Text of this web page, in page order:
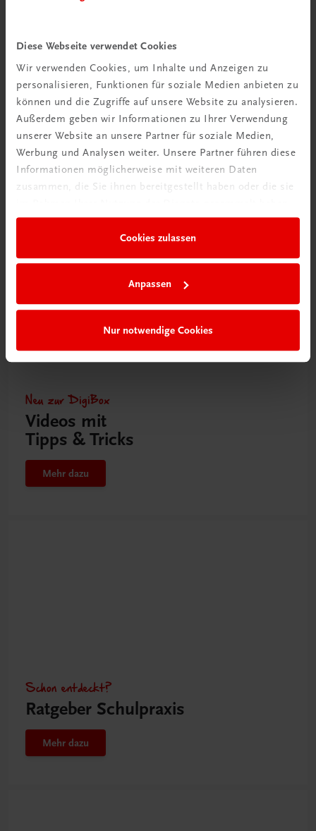
Diese Webseite verwendet Cookies
Wir verwenden Cookies, um Inhalte und Anzeigen zu
personalisieren, Funktionen für soziale Medien anbieten zu
können und die Zugriffe auf unsere Website zu analysieren.
Außerdem geben wir Informationen zu Ihrer Verwendung
unserer Website an unsere Partner für soziale Medien,
Werbung und Analysen weiter. Unsere Partner führen diese
Informationen möglicherweise mit weiteren Daten
zusammen, die Sie ihnen bereitgestellt haben oder die sie
Cookies zulassen
Anpassen
Nur notwendige Cookies
Rabattcode erhalten
Newsletter abonnieren
& Versandkosten sparen
Neu zur DigiBox
Videos mit
Tipps & Tricks
Mehr dazu
Schon entdeckt?
Ratgeber Schulpraxis
Mehr dazu